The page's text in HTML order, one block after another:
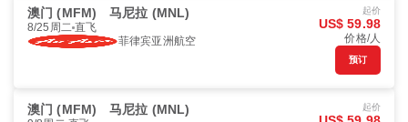
澳门 (MFM) 马尼拉 (MNL)
8/25周二 直飞
菲律宾亚洲航空
起价
US$ 59.98
价格/人
预订
澳门 (MFM) 马尼拉 (MNL) 起价